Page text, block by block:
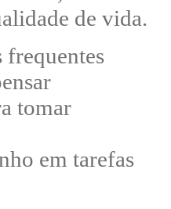
de vida.
frequentes
tomar
em tarefas